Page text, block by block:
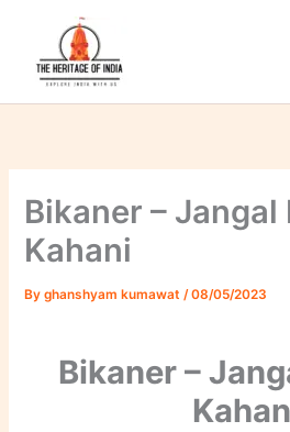
content
Bikaner – Jangal
Kahani
Byghanshyam kumawat/08/05/2023
Bikaner –